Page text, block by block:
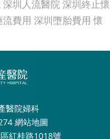
深圳人流醫院深圳終止懷
費用 深圳墮胎費用 懷
醫院婦科
網站地圖
紅桂路1018號